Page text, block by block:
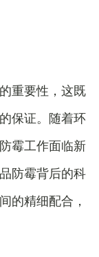
重要性，这既
保证。随着环
霉工作面临新
防霉背后的科
的精细配合，